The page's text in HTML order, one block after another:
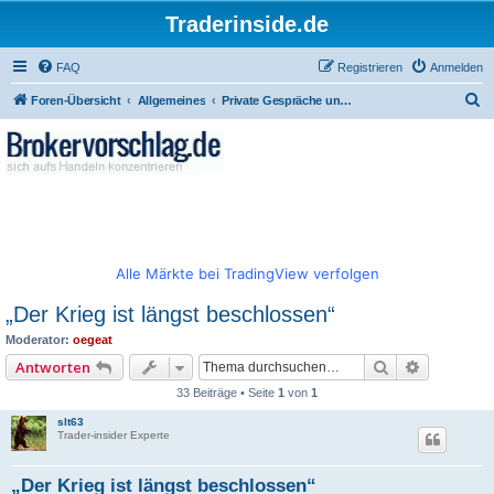
Traderinside.de
FAQ Anmelden
Registrieren
Foren-Übersicht Allgemeines Private Gespräche und allgemeiner Börsentalk
Alle Märkte bei TradingView verfolgen
„Der Krieg ist längst beschlossen“
Moderator: oegeat
Antworten Suche
33 Beiträge • Seite 1 von 1
slt63
Trader-insider Experte
„Der Krieg ist längst beschlossen“